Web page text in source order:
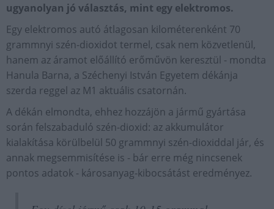
ugyanolyan jó választás, mint egy elektromos.
Egy elektromos autó átlagosan kilométerenként 70
grammnyi szén-dioxidot termel, csak nem közvetlenül,
hanem az áramot előállító erőművön keresztül - mondta
Hanula Barna, a Széchenyi István Egyetem dékánja
szerda reggel az M1 aktuális csatornán.
A dékán elmondta, ehhez hozzájön a jármű gyártása
során felszabaduló szén-dioxid: az akkumulátor
kialakítása körülbelül 50 grammnyi szén-dioxiddal jár, és
annak megsemmisítése is - bár erre még nincsenek
pontos adatok - károsanyag-kibocsátást eredményez.